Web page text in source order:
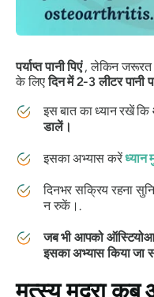
पर्याप्त पानी पिएं, लेकिन जरूरत
के लिएदिन में 2-3 लीटर पानी
इस बात का ध्यान रखें कि
डालें।
इसका अभ्यास करेंध्यान
दिनभर सक्रिय रहना
न रुकें।.
जब भी आपको
इसका अभ्यास किया जा